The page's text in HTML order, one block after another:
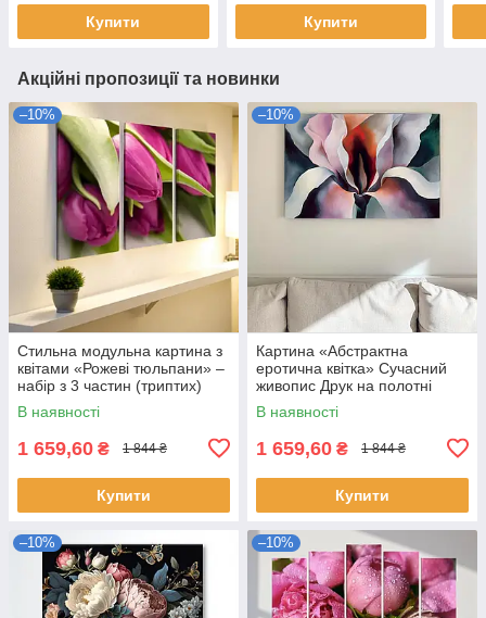
Купити Купити
Акційні пропозиції та новинки
–10%
Стильна модульна картина з
квітами «Рожеві тюльпани» –
набір з 3 частин (триптих)
90х60 см, сучасний настінний
декор
В наявності
1 659,60 ₴ 1 844 ₴
Купити
–10%
Картина «Абстрактна
еротична квітка» Сучасний
живопис Друк на полотні
Настінний декор для спальні
60х40см
В наявності
1 659,60 ₴ 1 844 ₴
Купити
–10% –10%